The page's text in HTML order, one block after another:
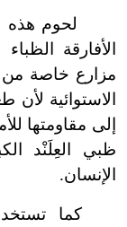
لحوم هذه
الأفارقة
مزارع خاصة
الاستوائية لأن
إلى مقاومتها
ظبي العِلَنْد
الإنسان.
كما